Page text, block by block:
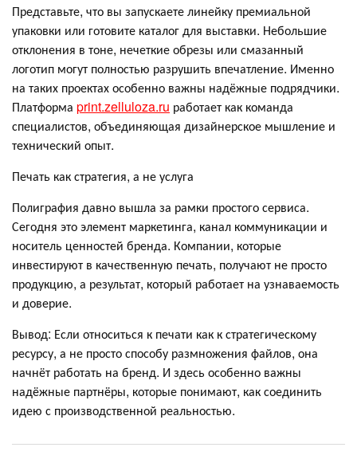
Представьте, что вы запускаете линейку премиальной
упаковки или готовите каталог для выставки. Небольшие
отклонения в тоне, нечеткие обрезы или смазанный
логотип могут полностью разрушить впечатление. Именно
на таких проектах особенно важны надёжные подрядчики.
Платформа print.zelluloza.ru работает как команда
специалистов, объединяющая дизайнерское мышление и
технический опыт.
Печать как стратегия, а не услуга
Полиграфия давно вышла за рамки простого сервиса.
Сегодня это элемент маркетинга, канал коммуникации и
носитель ценностей бренда. Компании, которые
инвестируют в качественную печать, получают не просто
продукцию, а результат, который работает на узнаваемость
и доверие.
Вывод: Если относиться к печати как к стратегическому
ресурсу, а не просто способу размножения файлов, она
начнёт работать на бренд. И здесь особенно важны
надёжные партнёры, которые понимают, как соединить
идею с производственной реальностью.